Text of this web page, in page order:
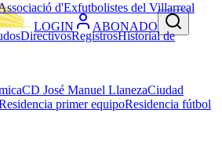
LOGIN ABONADO
d'Exfutbolistes del Villarreal
DirectivosRegistrosHistorial de
CD José Manuel LlanezaCiudad
primer equipoResidencia fútbol